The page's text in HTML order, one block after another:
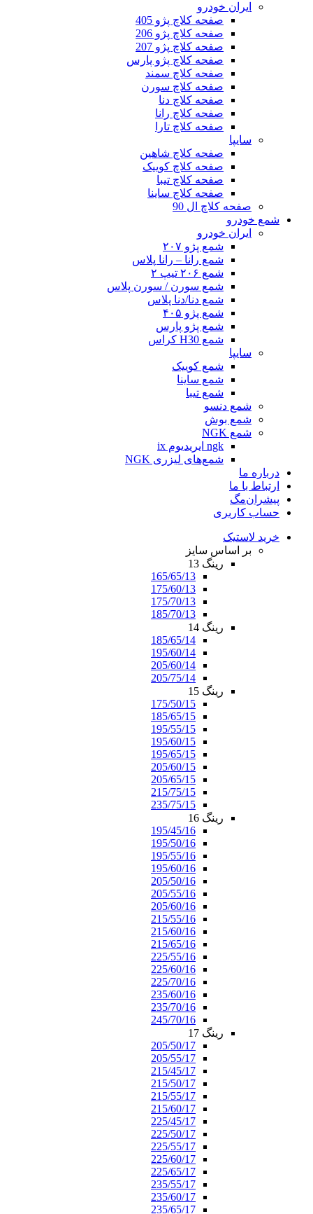
ایران خودرو
صفحه کلاچ پژو 405
صفحه کلاچ پژو 206
صفحه کلاچ پژو 207
صفحه کلاچ پژو پارس
صفحه کلاچ سمند
صفحه کلاچ سورن
صفحه کلاچ دنا
صفحه کلاچ رانا
صفحه کلاچ تارا
سایپا
صفحه کلاچ شاهین
صفحه کلاچ کوییک
صفحه کلاچ تیبا
صفحه کلاچ ساینا
صفحه کلاچ ال 90
شمع خودرو
ایران خودرو
شمع پژو ۲۰۷
شمع رانا – رانا پلاس
شمع ۲۰۶ تیپ ۲
شمع سورن / سورن پلاس
شمع دنا/دنا پلاس
شمع پژو ۴۰۵
شمع پژو پارس
شمع H30 کراس
سایپا
شمع کوییک
شمع ساینا
شمع تیبا
شمع دنسو
شمع بوش
شمع NGK
ngk ایریدیوم ix
شمع‌های لیزری NGK
درباره ما
ارتباط با ما
پیشران‌مگ
حساب کاربری
خرید لاستیک
بر اساس سایز
رینگ 13
165/65/13
175/60/13
175/70/13
185/70/13
رینگ 14
185/65/14
195/60/14
205/60/14
205/75/14
رینگ 15
175/50/15
185/65/15
195/55/15
195/60/15
195/65/15
205/60/15
205/65/15
215/75/15
235/75/15
رینگ 16
195/45/16
195/50/16
195/55/16
195/60/16
205/50/16
205/55/16
205/60/16
215/55/16
215/60/16
215/65/16
225/55/16
225/60/16
225/70/16
235/60/16
235/70/16
245/70/16
رینگ 17
205/50/17
205/55/17
215/45/17
215/50/17
215/55/17
215/60/17
225/45/17
225/50/17
225/55/17
225/60/17
225/65/17
235/55/17
235/60/17
235/65/17